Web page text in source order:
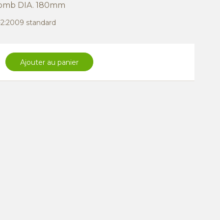
DIA. 180mm
standard
Ajouter au panier